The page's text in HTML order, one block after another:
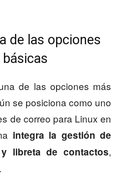
de las opciones
de las opciones más
se posiciona como uno
de correo para Linux en
integra la gestión de
libreta de contactos,